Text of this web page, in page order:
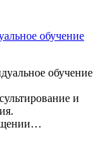
обучение
и